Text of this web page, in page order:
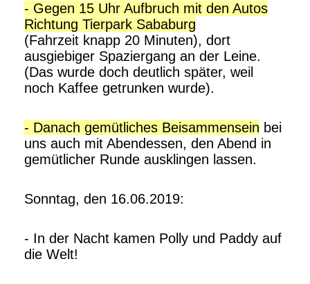
- Gegen 15 Uhr Aufbruch mit den Autos
Richtung Tierpark Sababurg
(Fahrzeit knapp 20 Minuten), dort
ausgiebiger Spaziergang an der Leine.
(Das wurde doch deutlich später, weil
noch Kaffee getrunken wurde).
- Danach gemütliches Beisammensein bei
uns auch mit Abendessen, den Abend in
gemütlicher Runde ausklingen lassen.
Sonntag, den 16.06.2019:
- In der Nacht kamen Polly und Paddy auf
die Welt!